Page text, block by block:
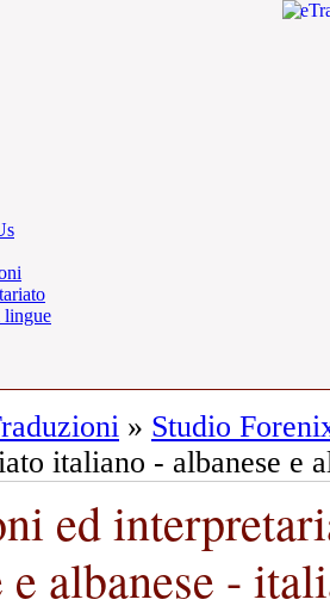
lingue
» Studio
italiano - albanese e
ed
e albanese -